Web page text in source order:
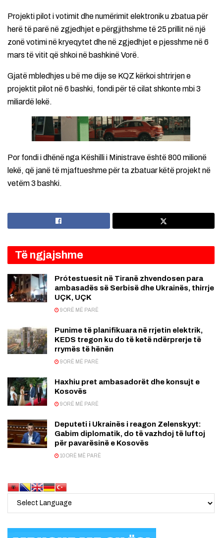
Projekti pilot i votimit dhe numërimit elektronik u zbatua për
herë të parë në zgjedhjet e përgjithshme të 25 prillit në një
zonë votimi në kryeqytet dhe në zgjedhjet e pjesshme në 6
mars të vitit që shkoi në bashkinë Vorë.
Gjatë mbledhjes u bë me dije se KQZ kërkoi shtrirjen e
projektit pilot në 6 bashki, fondi për të cilat shkonte mbi 3
miliardë lekë.
Por fondi i dhënë nga Këshilli i Ministrave është 800 milionë
lekë, që janë të mjaftueshme për ta zbatuar këtë projekt në
vetëm 3 bashki.
Të ngjajshme
Prótestuesit në Tiranë zhvendosen para
ambasadës së Serbisë dhe Ukrainës, thirrje
UÇK, UÇK
9 ORË MË PARË
Punime të planifikuara në rrjetin elektrik,
KEDS tregon ku do të ketë ndërprerje të
rrymës të hënën
9 ORË MË PARË
Haxhiu pret ambasadorët dhe konsujt e
Kosovës
9 ORË MË PARË
Deputeti i Ukrainës i reagon Zelenskyyt:
Gabim diplomatik, do të vazhdoj të luftoj
për pavarësinë e Kosovës
10 ORË MË PARË